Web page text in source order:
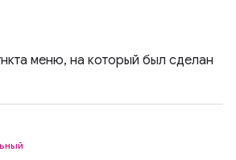
меню, на который был сделан